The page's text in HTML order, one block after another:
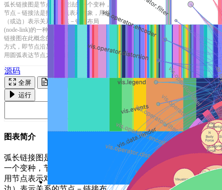
弧长链接图是节点－链接法的一个变种，
节点－链接法是指用节点表示对象，用线
（或边）表示关系的节点－链接布局
(node-link)的一种可视化布局表示。弧长
链接图在此概念的基础上，采用一维布局
方式，即节点沿某个线性轴或环状排列，
用圆弧表达节点之间的链接关系。
源码
全屏
运行
图表简介
弧长链接图是节点－链接法的
一个变种，节点－链接法是指
用节点表示对象，用线（或